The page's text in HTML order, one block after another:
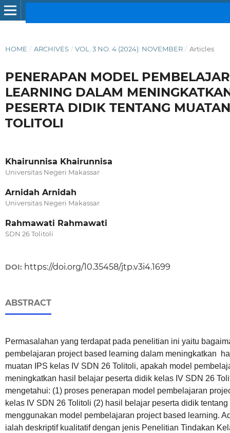
HOME / ARCHIVES / VOL. 3 NO. 4 (2024): NOVEMBER / Articles
PENERAPAN MODEL
LEARNING DALAM
PESERTA DIDIK TENTANG
TOLITOLI
Khairunnisa Khairunnisa
Universitas Negeri Makassar
Arnidah Arnidah
Universitas Negeri Makassar
Rahmawati Rahmawati
SDN 26 Tolitoli
DOI: https://doi.org/10.35458/jtp.v3i4.1699
ABSTRACT
Permasalahan yang terdapat pada penelitian ini yaitu
pembelajaran project based learning dalam meningkatkan
muatan IPS kelas IV SDN 26 Tolitoli, apakah model
meningkatkan hasil belajar peserta didik kelas IV SDN 26
mengetahui: (1) proses penerapan model pembelajaran
kelas IV SDN 26 Tolitoli (2) hasil belajar peserta didik
menggunakan model pembelajaran project based learning.
ialah deskriptif kualitatif dengan jenis Penelitian Tindakan